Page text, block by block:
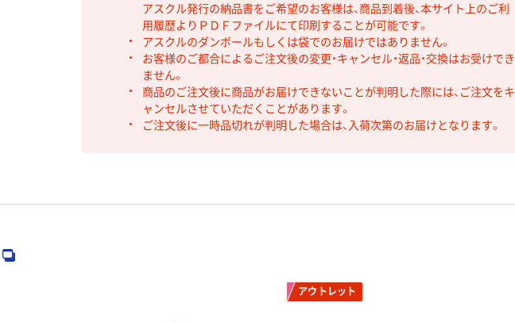
アスクル発行の納品書をご希望のお客様は、商品到着後、本サイト上のご利
用履歴よりＰＤＦファイルにて印刷することが可能です。
アスクルのダンボールもしくは袋でのお届けではありません。
お客様のご都合によるご注文後の変更・キャンセル・返品・交換はお受けでき
ません。
商品のご注文後に商品がお届けできないことが判明した際には、ご注文をキ
ャンセルさせていただくことがあります。
ご注文後に一時品切れが判明した場合は、入荷次第のお届けとなります。
アウトレット